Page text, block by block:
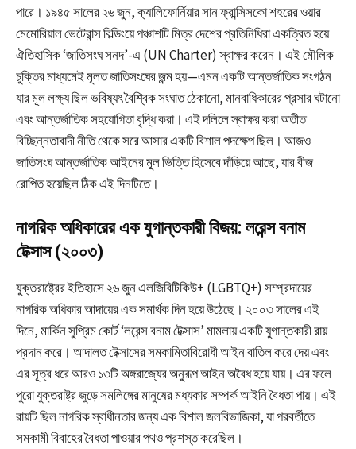
পারে। ১৯৪৫ সালের ২৬ জুন, ক্যালিফোর্নিয়ার সান ফ্রান্সিসকো শহরের ওয়ার
মেমোরিয়াল ভেটেরান্স বিল্ডিংয়ে পঞ্চাশটি মিত্র দেশের প্রতিনিধিরা একত্রিত হয়ে
ঐতিহাসিক ‘জাতিসংঘ সনদ’-এ (UN Charter) স্বাক্ষর করেন। এই মৌলিক
চুক্তির মাধ্যমেই মূলত জাতিসংঘের জন্ম হয়—এমন একটি আন্তর্জাতিক সংগঠন
যার মূল লক্ষ্য ছিল ভবিষ্যৎ বৈশ্বিক সংঘাত ঠেকানো, মানবাধিকারের প্রসার ঘটানো
এবং আন্তর্জাতিক সহযোগিতা বৃদ্ধি করা। এই দলিলে স্বাক্ষর করা অতীত
বিচ্ছিন্নতাবাদী নীতি থেকে সরে আসার একটি বিশাল পদক্ষেপ ছিল। আজও
জাতিসংঘ আন্তর্জাতিক আইনের মূল ভিত্তি হিসেবে দাঁড়িয়ে আছে, যার বীজ
রোপিত হয়েছিল ঠিক এই দিনটিতে।
নাগরিক অধিকারের এক যুগান্তকারী বিজয়: লরেন্স বনাম
টেক্সাস (২০০৩)
যুক্তরাষ্ট্রের ইতিহাসে ২৬ জুন এলজিবিটিকিউ+ (LGBTQ+) সম্প্রদায়ের
নাগরিক অধিকার আদায়ের এক সমার্থক দিন হয়ে উঠেছে। ২০০৩ সালের এই
দিনে, মার্কিন সুপ্রিম কোর্ট ‘লরেন্স বনাম টেক্সাস’ মামলায় একটি যুগান্তকারী রায়
প্রদান করে। আদালত টেক্সাসের সমকামিতাবিরোধী আইন বাতিল করে দেয় এবং
এর সূত্র ধরে আরও ১৩টি অঙ্গরাজ্যের অনুরূপ আইন অবৈধ হয়ে যায়। এর ফলে
পুরো যুক্তরাষ্ট্র জুড়ে সমলিঙ্গের মানুষের মধ্যকার সম্পর্ক আইনি বৈধতা পায়। এই
রায়টি ছিল নাগরিক স্বাধীনতার জন্য এক বিশাল জলবিভাজিকা, যা পরবর্তীতে
সমকামী বিবাহের বৈধতা পাওয়ার পথও প্রশস্ত করেছিল।